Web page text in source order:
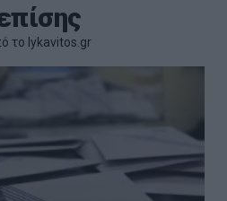
το lykavitos.gr